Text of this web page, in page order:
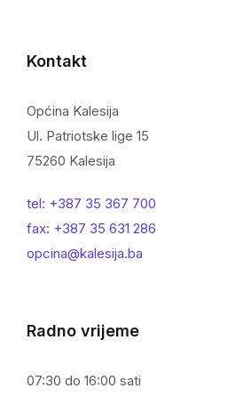
Kontakt
Općina Kalesija
Ul. Patriotske lige 15
75260 Kalesija
tel: +387 35 367 700
fax: +387 35 631 286
opcina@kalesija.ba
Radno vrijeme
07:30 do 16:00 sati